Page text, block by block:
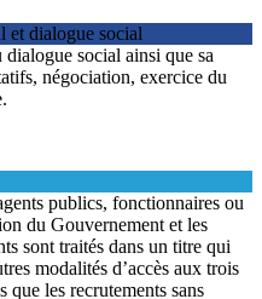
dialogue social
social ainsi que sa
négociation, exercice du
publics, fonctionnaires ou
du Gouvernement et les
sont traités dans un titre qui
modalités d’accès aux trois
les recrutements sans